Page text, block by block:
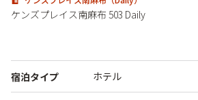
ケンズプレイス南麻布 503 Daily
宿泊タイプ ホテル